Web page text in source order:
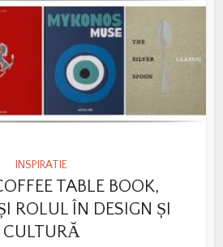
INSPIRATIE
TABLE BOOK,
ROLUL ÎN DESIGN ȘI
CULTURĂ